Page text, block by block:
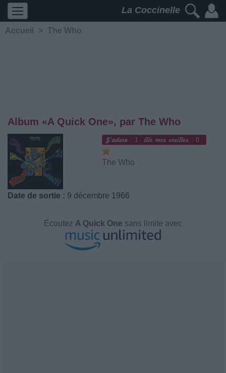
La Coccinelle
Accueil > The Who
Album «A Quick One», par The Who
1 0
The Who
Date de sortie : 9 décembre 1966
Écoutez A Quick One sans limite avec